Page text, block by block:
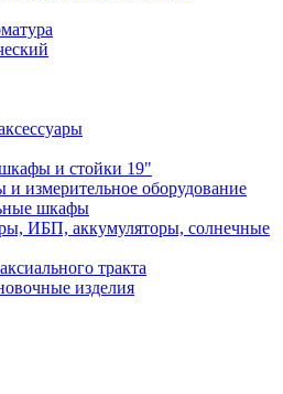
и стойки 19"
измерительное оборудование
шкафы
ИБП, аккумуляторы, солнечные
тракта
изделия